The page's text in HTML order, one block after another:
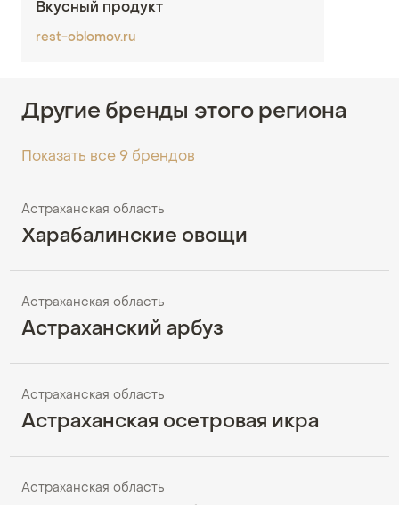
Вкусный продукт
rest-oblomov.ru
Другие бренды этого региона
Показать все 9 брендов
Астраханская область
Харабалинские овощи
Астраханская область
Астраханский арбуз
Астраханская область
Астраханская осетровая икра
Астраханская область